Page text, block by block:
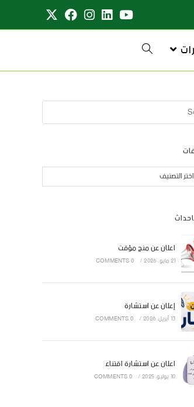
اختر التصنيف
اعلان عن منح مؤقت
21 مايو، 2026 /
0 COMMENTS
إعلان عن استشارة
13 أبريل، 2026 /
0 COMMENTS
اعلان عن استشارة اقتناء
10 يوليو، 2025 /
0 COMMENTS